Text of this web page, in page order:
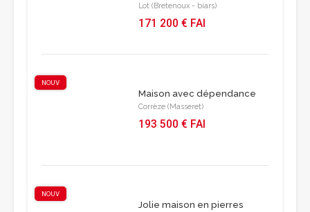
Lot (Bretenoux - biars)
171 200 € FAI
NOUV
Maison avec dépendance
Corrèze (Masseret)
193 500 € FAI
NOUV
Jolie maison en pierres